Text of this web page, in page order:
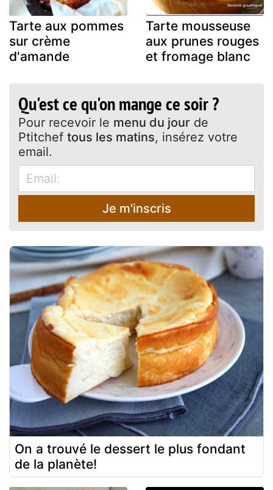
Tarte aux pommes
sur crème
d'amande
Tarte mousseuse
aux prunes rouges
et fromage blanc
Qu'est ce qu'on mange ce soir ?
Pour recevoir le menu du jour de
Ptitchef tous les matins, insérez votre
email.
Je m'inscris
On a trouvé le dessert le plus fondant
de la planète!